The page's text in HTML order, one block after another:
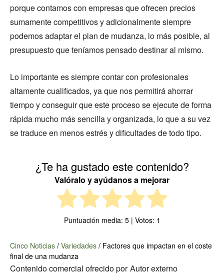
porque contamos con empresas que ofrecen precios
sumamente competitivos y adicionalmente siempre
podemos adaptar el plan de mudanza, lo más posible, al
presupuesto que teníamos pensado destinar al mismo.
Lo importante es siempre contar con profesionales
altamente cualificados, ya que nos permitirá ahorrar
tiempo y conseguir que este proceso se ejecute de forma
rápida mucho más sencilla y organizada, lo que a su vez
se traduce en menos estrés y dificultades de todo tipo.
¿Te ha gustado este contenido?
Valóralo y ayúdanos a mejorar
Puntuación media: 5| Votos: 1
Cinco Noticias / Variedades / Factores que impactan en el coste
final de una mudanza
Contenido comercial ofrecido por Autor externo